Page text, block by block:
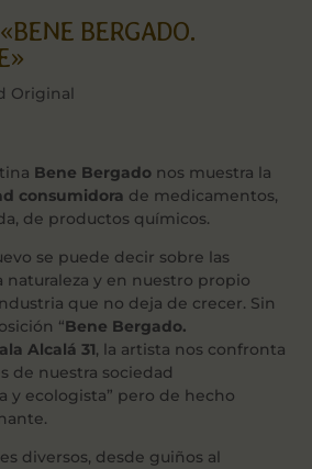
BERGADO.
Original
Bene Bergado nos muestra la
consumidora de medicamentos,
de productos químicos.
se puede decir sobre las
naturaleza y en nuestro propio
que no deja de crecer. Sin
“Bene Bergado.
Alcalá 31, la artista nos confronta
de nuestra sociedad
y ecologista” pero de hecho
diversos, desde guiños al